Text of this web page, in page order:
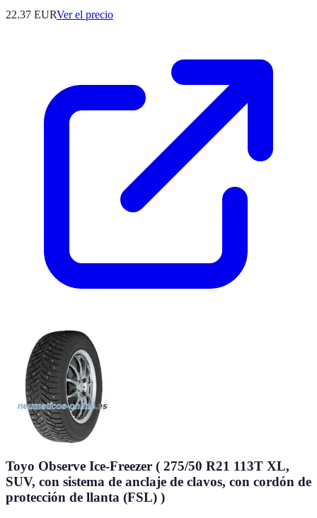
22.37 EURVer el precio
Toyo Observe Ice-Freezer ( 275/50 R21 113T XL,
SUV, con sistema de anclaje de clavos, con cordón de
protección de llanta (FSL) )